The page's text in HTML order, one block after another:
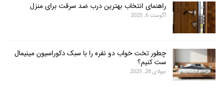
راهنمای انتخاب بهترین درب ضد سرقت برای منزل
آگوست 6, 2025
چطور تخت خواب دو نفره را با سبک دکوراسیون مینیمال
ست کنیم؟
جولای 28, 2025